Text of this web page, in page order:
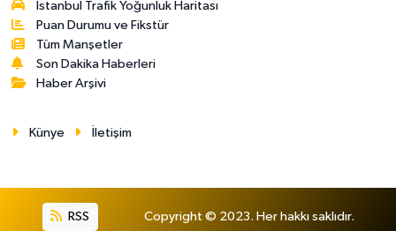
İstanbul Trafik Yoğunluk Haritası
Puan Durumu ve Fikstür
Tüm Manşetler
Son Dakika Haberleri
Haber Arşivi
Künye İletişim
RSS Copyright © 2023. Her hakkı saklıdır.